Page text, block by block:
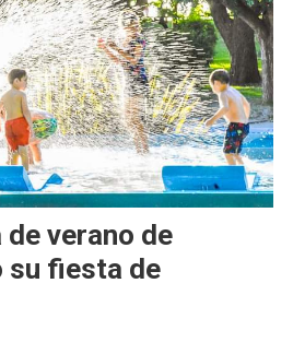
verano de
su fiesta de